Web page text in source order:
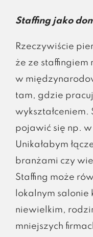
Staffing jako
Rzeczywiście
że ze staffingiem
w
tam, gdzie
wykształceniem.
pojawić się np.
Unikałabym
branżami czy
Staffing może
lokalnym salonie
niewielkim,
mniejszych